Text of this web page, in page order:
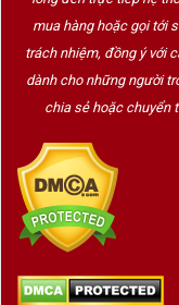
mua hàng hoặc gọi tới
trách nhiệm, đồng ý với
dành cho những người
chia sẻ hoặc chuyển